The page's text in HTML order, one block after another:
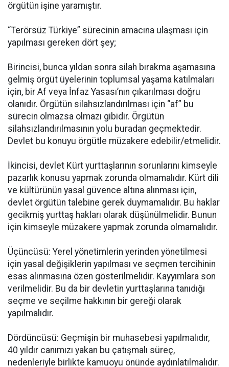
örgütün işine yaramıştır.
“Terörsüz Türkiye” sürecinin amacına ulaşması için
yapılması gereken dört şey;
Birincisi, bunca yıldan sonra silah bırakma aşamasına
gelmiş örgüt üyelerinin toplumsal yaşama katılmaları
için, bir Af veya İnfaz Yasası’nın çıkarılması doğru
olanıdır. Örgütün silahsızlandırılması için “af” bu
sürecin olmazsa olmazı gibidir. Örgütün
silahsızlandırılmasının yolu buradan geçmektedir.
Devlet bu konuyu örgütle müzakere edebilir/etmelidir.
İkincisi, devlet Kürt yurttaşlarının sorunlarını kimseyle
pazarlık konusu yapmak zorunda olmamalıdır. Kürt dili
ve kültürünün yasal güvence altına alınması için,
devlet örgütün talebine gerek duymamalıdır. Bu haklar
gecikmiş yurttaş hakları olarak düşünülmelidir. Bunun
için kimseyle müzakere yapmak zorunda olmamalıdır.
Üçüncüsü: Yerel yönetimlerin yerinden yönetilmesi
için yasal değişiklerin yapılması ve seçmen tercihinin
esas alınmasına özen gösterilmelidir. Kayyımlara son
verilmelidir. Bu da bir devletin yurttaşlarına tanıdığı
seçme ve seçilme hakkının bir gereği olarak
yapılmalıdır.
Dördüncüsü: Geçmişin bir muhasebesi yapılmalıdır,
40 yıldır canımızı yakan bu çatışmalı süreç,
nedenleriyle birlikte kamuoyu önünde aydınlatılmalıdır.